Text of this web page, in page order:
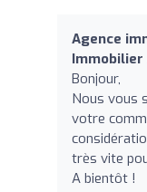
Agence
Bonjour,
Nous vous
votre
très vite
A bientôt !